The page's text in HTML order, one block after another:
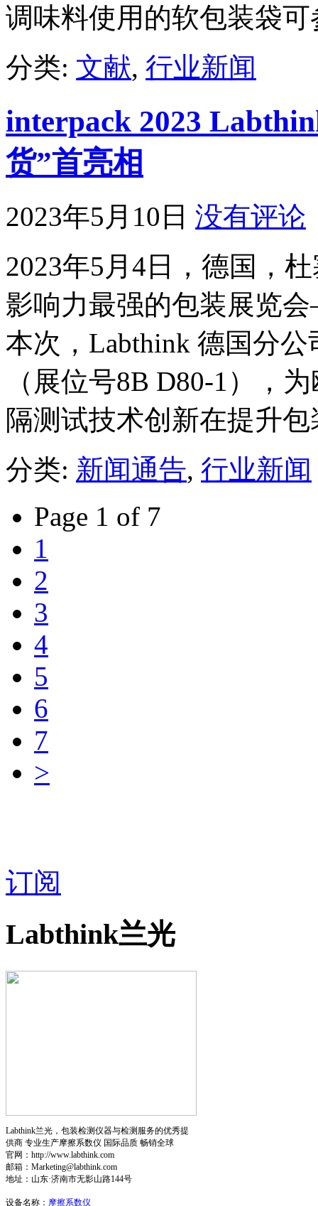
调味料使用的软包装袋
分类: 文献, 行业新闻
interpack 2023
货”首亮相
2023年5月10日 没有评论
2023年5月4日，德国，
影响力最强的包装展览
本次，Labthink 德国分
（展位号8B D80-1），
隔测试技术创新在提升
分类: 新闻通告, 行业新闻
Page 1 of 7
1
2
3
4
5
6
7
>
订阅
Labthink兰光
Labthink兰光，包装检测仪器与检测服务的优秀提
供商 专业生产摩擦系数仪 国际品质 畅销全球
官网：http://www.labthink.com
邮箱：Marketing@labthink.com
地址：山东·济南市无影山路144号
设备名称： 摩擦系数仪